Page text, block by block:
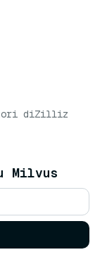
diZilliz
Milvus